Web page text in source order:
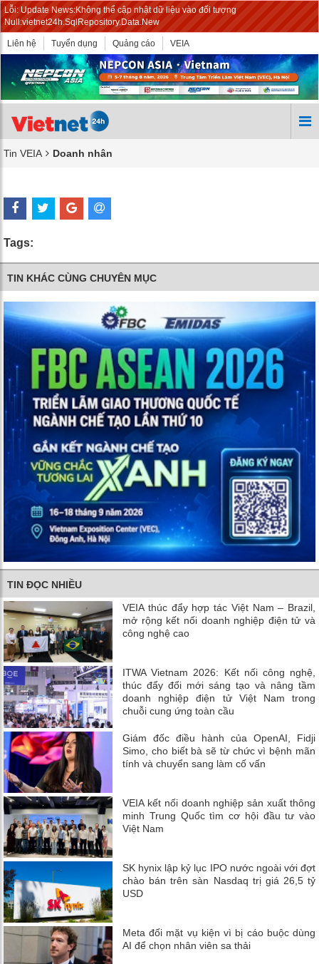
Lỗi: Update News:Không thể cập nhật dữ liệu vào đối tượng
Null:vietnet24h.SqlRepository.Data.New
Liên hệ Tuyển dụng Quảng cáo VEIA
Tin VEIA Doanh nhân
Tags:
TIN KHÁC CÙNG CHUYÊN MỤC
TIN ĐỌC NHIỀU
VEIA thúc đẩy hợp tác Việt Nam – Brazil,
mở rộng kết nối doanh nghiệp điện tử và
công nghệ cao
ITWA Vietnam 2026: Kết nối công nghệ,
thúc đẩy đổi mới sáng tạo và nâng tầm
doanh nghiệp điện tử Việt Nam trong
chuỗi cung ứng toàn cầu
Giám đốc điều hành của OpenAI, Fidji
Simo, cho biết bà sẽ từ chức vì bệnh mãn
tính và chuyển sang làm cố vấn
VEIA kết nối doanh nghiệp sản xuất thông
minh Trung Quốc tìm cơ hội đầu tư vào
Việt Nam
SK hynix lập kỷ lục IPO nước ngoài với đợt
chào bán trên sàn Nasdaq trị giá 26,5 tỷ
USD
Meta đối mặt vụ kiện vì bị cáo buộc dùng
AI để chọn nhân viên sa thải